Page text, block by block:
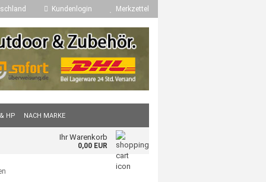
Kundenlogin Merkzettel
HP NACH MARKE
Ihr Warenkorb
0,00 EUR